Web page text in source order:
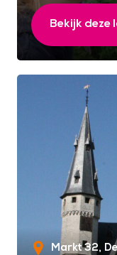
Bekijk deze
Markt 32